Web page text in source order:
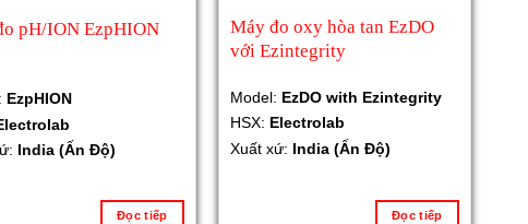
pH/ION EzpHION
EzpHION
India (Ấn Độ)
Đọc tiếp
Máy đo oxy hòa tan EzDO
với Ezintegrity
Model: EzDO with Ezintegrity
HSX: Electrolab
Xuất xứ: India (Ấn Độ)
Đọc tiếp